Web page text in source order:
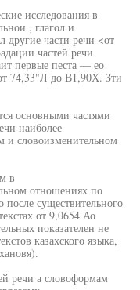
исследования в
, глагол и
другие части речи <от
частей речи
первые песта — ео
74,33"Л до В1,90Х. Зти
основными частями
наиболее
и словоизменительном
в
отношениях по
после существительного
от 9,0654 Ао
показателен не
казахского языка,
речи а словоформам